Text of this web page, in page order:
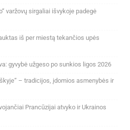
varžovų sirgaliai išvykoje padegė
iš per miestą tekančios upės
gyvybė užgeso po sunkios ligos 2026
– tradicijos, įdomios asmenybės ir
Prancūzijai atvyko ir Ukrainos